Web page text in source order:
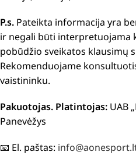
P.s. Pateikta informacija yra
ir negali būti interpretuojama
pobūdžio sveikatos klausimų
Rekomenduojame
vaistininku.
Pakuotojas. Platintojas: UAB
Panevėžys
📧 El. paštas: